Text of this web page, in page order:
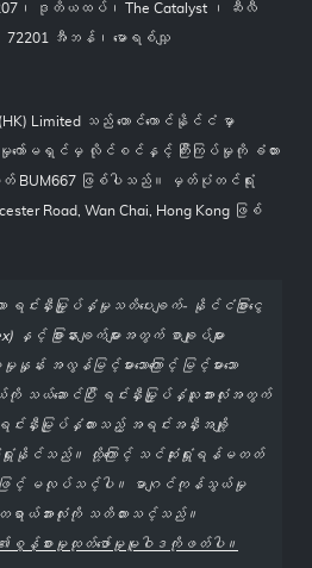
၊ ဒုတိယထပ်၊ The Catalyst ၊ ဆီလီ
အီဘန်၊ မောရစ်သျှ
(HK) Limited သည် ဟောင်ကောင်နိုင်ငံ မှာ
ကော်မရှင်မှ လိုင်စင်နှင့် ကြီးကြပ်မှုကို ခံထား
BUM667 ဖြစ်ပါသည်။ မှတ်ပုံတင်ရုံး
Road, Wan Chai, Hong Kong ဖြစ်
ာ ရင်းနှီးမြှုပ်နှံမှုသတိပေးချက်- နိုင်ငံခြားငွေ
င့် ခြားနားချက်များအတွက် စာချုပ်များ
နှုန်း အလွန်မြင့်မားသောကြောင့် မြင့်မားသော
သယ်ဆောင်ပြီး ရင်းနှီးမြှုပ်နှံသူအားလုံးအတွက်
င်းနှီးမြုပ်နှံထားသည့် အရင်းအနှီးအချို့
ရှုံးနိုင်သည်။ ထို့ကြောင့် သင်ဆုံးရှုံးရန်မတတ်
ဖြင့် မလုပ်သင့်ပါ။ မာဂျင်ကုန်သွယ်မှု
ယ်အားလုံးကို သတိထားသင့်သည်။
တို့၏စွန့်စားမှုထုတ်ဖော်မှုမူဝါဒကိုဖတ်ပါ။